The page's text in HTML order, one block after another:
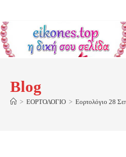
content
Blog
> ΕΟΡΤΟΛΟΓΙΟ > Εορτολόγιο 28